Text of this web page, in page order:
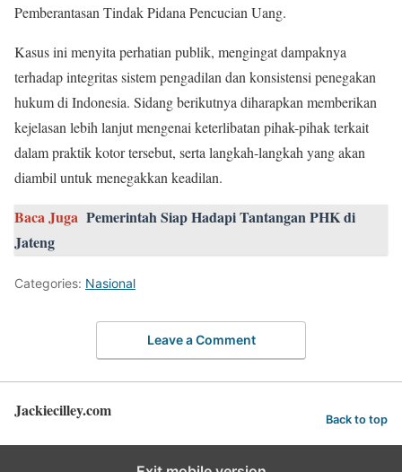
Pemberantasan Tindak Pidana Pencucian Uang.
Kasus ini menyita perhatian publik, mengingat dampaknya
terhadap integritas sistem pengadilan dan konsistensi penegakan
hukum di Indonesia. Sidang berikutnya diharapkan memberikan
kejelasan lebih lanjut mengenai keterlibatan pihak-pihak terkait
dalam praktik kotor tersebut, serta langkah-langkah yang akan
diambil untuk menegakkan keadilan.
Baca Juga Pemerintah Siap Hadapi Tantangan PHK di
Jateng
Categories: Nasional
Leave a Comment
Jackiecilley.com Back to top